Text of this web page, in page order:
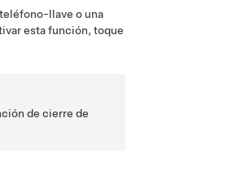
llave o una
esta función, toque
de cierre de